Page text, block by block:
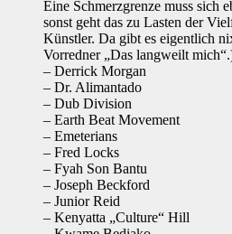
Eine Schmerzgrenze muss sich
sonst geht das zu Lasten der
Künstler. Da gibt es eigentlich
Vorredner „Das langweilt
– Derrick Morgan
– Dr. Alimantado
– Dub Division
– Earth Beat Movement
– Emeterians
– Fred Locks
– Fyah Son Bantu
– Joseph Beckford
– Junior Reid
– Kenyatta „Culture“ Hill